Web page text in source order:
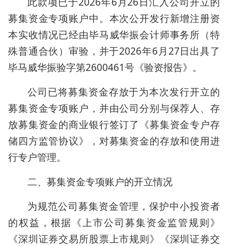
募集资金专项账户中。本次公开发行新增注册资
本实收情况已经由毕马威华振会计师事务所（特
殊普通合伙）审验，并于2026年6月27日出具了
毕马威华振验字第2600461号《验资报告》。
公司已将募集资金存放于为本次发行开立的
募集资金专项账户，并由公司分别与保荐人、存
放募集资金的商业银行签订了《募集资金专户存
储四方监管协议》，对募集资金的存放和使用进
行专户管理。
二、募集资金专项账户的开立情况
为规范公司募集资金管理，保护中小投资者
的权益，根据《上市公司募集资金监管规则》
《深圳证券交易所股票上市规则》《深圳证券交